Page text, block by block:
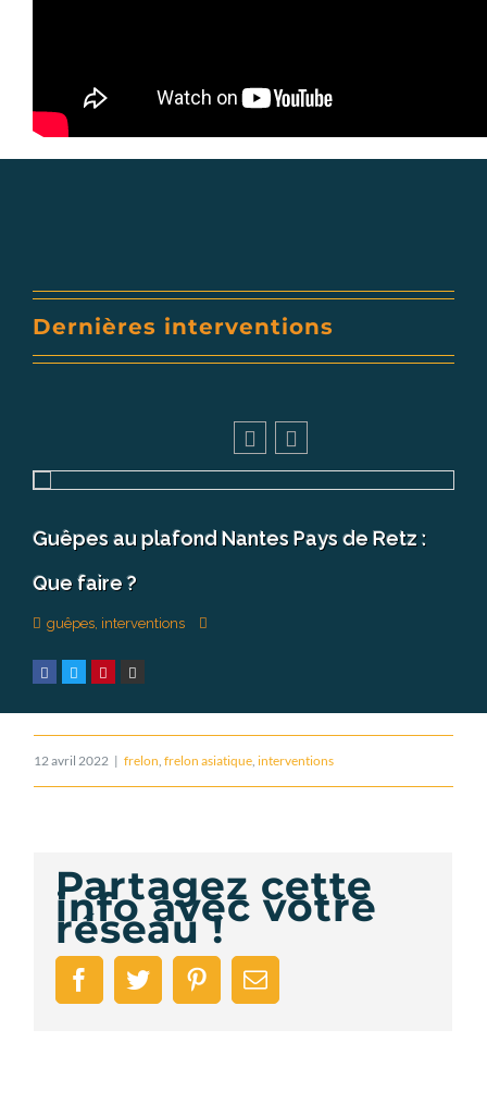
Dernières interventions
Guêpes au plafond Nantes Pays de Retz :
Que faire ?
guêpes, interventions
12 avril 2022 | frelon,frelon asiatique,interventions
Partagez cette
info avec votre
réseau !
FacebookTwitter PinterestEmail